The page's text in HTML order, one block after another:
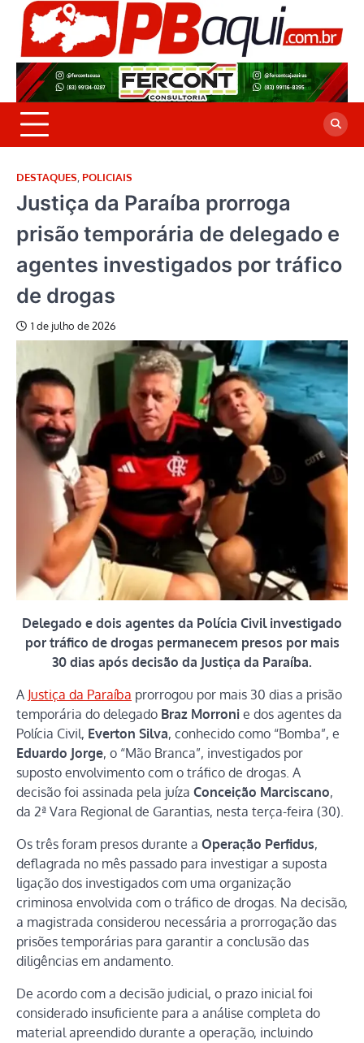
Skip
content
DESTAQUES POLICIAIS
Justiça da Paraíba prorroga
prisão temporária de delegado e
agentes investigados por tráfico
de drogas
1 de julho de 2026
Delegado e dois agentes da Polícia Civil investigado
por tráfico de drogas permanecem presos por mais
30 dias após decisão da Justiça da Paraíba.
A Justiça da Paraíba prorrogou por mais 30 dias a prisão
temporária do delegado Braz Morroni e dos agentes da
Polícia Civil, Everton Silva, conhecido como “Bomba”, e
Eduardo Jorge, o “Mão Branca”, investigados por
suposto envolvimento com o tráfico de drogas. A
decisão foi assinada pela juíza Conceição Marciscano,
da 2ª Vara Regional de Garantias, nesta terça-feira (30).
Os três foram presos durante a Operação Perfidus,
deflagrada no mês passado para investigar a suposta
ligação dos investigados com uma organização
criminosa envolvida com o tráfico de drogas. Na decisão,
a magistrada considerou necessária a prorrogação das
prisões temporárias para garantir a conclusão das
diligências em andamento.
De acordo com a decisão judicial, o prazo inicial foi
considerado insuficiente para a análise completa do
material apreendido durante a operação, incluindo